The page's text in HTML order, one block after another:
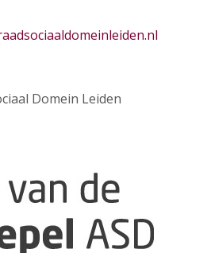
Domein Leiden